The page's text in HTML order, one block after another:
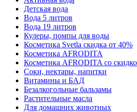
Детская вода
Вода 5 литров
Вода 19 литров
Кулеры, помпы для воды
Косметика Svetla скидка от 40%
Косметика AFRODITA
Косметика AFRODITA со
Соки, нектары, напитки
Витамины и БАД
Безалкогольные бальзамы
Растительные масла
Для домашних животных